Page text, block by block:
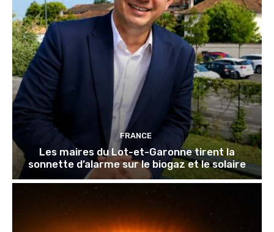
FRANCE
Les maires du Lot-et-Garonne tirent la
sonnette d’alarme sur le biogaz et le solaire